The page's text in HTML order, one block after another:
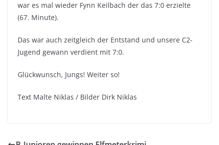
war es mal wieder Fynn Keilbach der das 7:0 erzielte
(67. Minute).
Das war auch zeitgleich der Entstand und unsere C2-
Jugend gewann verdient mit 7:0.
Glückwunsch, Jungs! Weiter so!
Text Malte Niklas / Bilder Dirk Niklas